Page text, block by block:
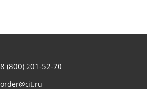
8 (800) 201-52-70
order@cit.ru